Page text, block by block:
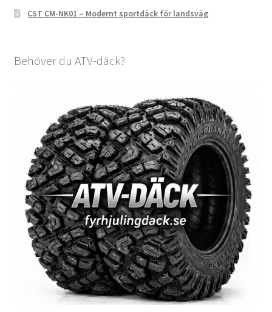
CST CM-NK01 – Modernt sportdäck för landsväg
Behöver du ATV-däck?